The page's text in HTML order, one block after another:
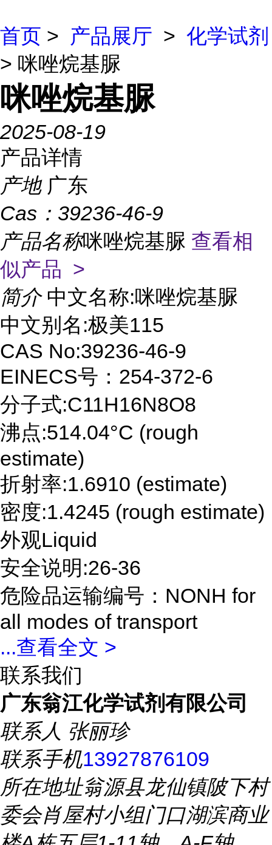
首页 > 产品展厅 > 化学试剂
> 咪唑烷基脲
咪唑烷基脲
2025-08-19
产品详情
产地 广东
Cas： 39236-46-9
产品名称咪唑烷基脲 查看相
似产品 >
简介 中文名称:咪唑烷基脲
中文别名:极美115
CAS No:39236-46-9
EINECS号：254-372-6
分子式:C11H16N8O8
沸点:514.04°C (rough
estimate)
折射率:1.6910 (estimate)
密度:1.4245 (rough estimate)
外观Liquid
安全说明:26-36
危险品运输编号：NONH for
all modes of transport
...查看全文 >
联系我们
广东翁江化学试剂有限公司
联系人 张丽珍
联系手机13927876109
所在地址翁源县龙仙镇陂下村
委会肖屋村小组门口湖滨商业